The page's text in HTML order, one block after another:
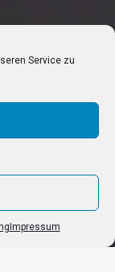
Service zu
Impressum